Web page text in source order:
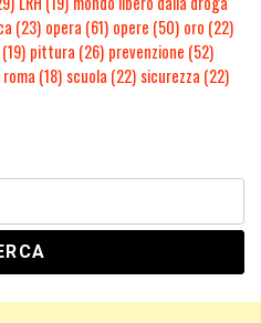
(23) opera (61) opere (50) oro (22)
(19) pittura (26) prevenzione (52)
roma (18) scuola (22) sicurezza (22)